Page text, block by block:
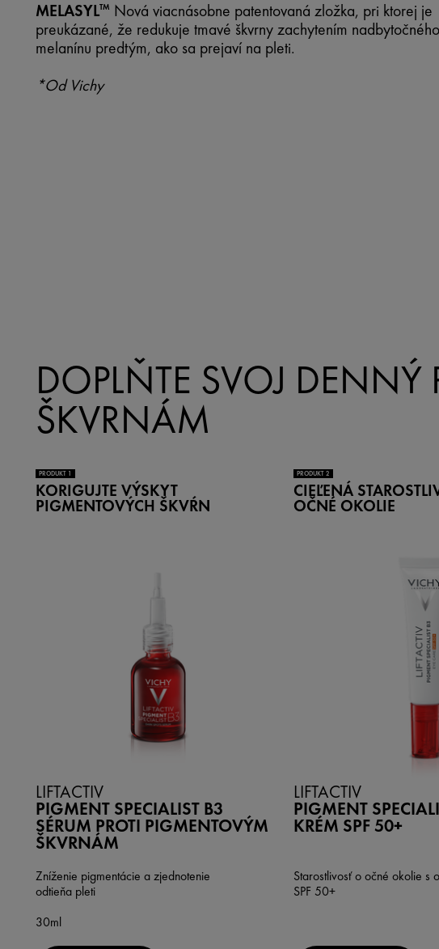
MELASYLTM Nová viacnásobne patentovaná zložka, pri ktorej je
preukázané, že redukuje tmavé škvrny zachytením nadbytočného
melanínu predtým, ako sa prejaví na pleti.
*Od Vichy
DOPLŇTE SVOJ DENNÝ
ŠKVRNÁM
PRODUKT 1
KORIGUJTE VÝSKYT
PIGMENTOVÝCH ŠKVŔN
LIFTACTIV
PIGMENT SPECIALIST B3
SÉRUM PROTI PIGMENTOVÝM
ŠKVRNÁM
Zníženie pigmentácie a zjednotenie
odtieňa pleti
30ml
PRODUKT 2
CIEĽENÁ
OČNÉ OKOLIE
LIFTACTIV
PIGMENT
KRÉM SPF 50+
Starostlivosť o očné okolie s
SPF 50+